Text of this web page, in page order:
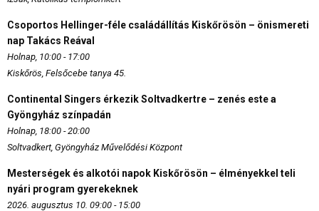
Csoportos Hellinger-féle családállítás Kiskőrösön – önismereti
nap Takács Reával
Holnap, 10:00 - 17:00
Kiskőrös, Felsőcebe tanya 45.
Continental Singers érkezik Soltvadkertre – zenés este a
Gyöngyház színpadán
Holnap, 18:00 - 20:00
Soltvadkert, Gyöngyház Művelődési Központ
Mesterségek és alkotói napok Kiskőrösön – élményekkel teli
nyári program gyerekeknek
2026. augusztus 10. 09:00 - 15:00